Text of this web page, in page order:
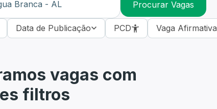
Procurar Vagas
Data de Publicação PCD Vaga Afirmativa
vagas com
filtros